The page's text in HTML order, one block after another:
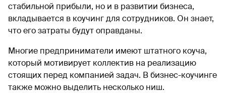
стабильной прибыли, но и в развитии бизнеса,
вкладывается в коучинг для сотрудников. Он знает,
что его затраты будут оправданы.
Многие предприниматели имеют штатного коуча,
который мотивирует коллектив на реализацию
стоящих перед компанией задач. В бизнес-коучинге
также можно выделить несколько ниш.